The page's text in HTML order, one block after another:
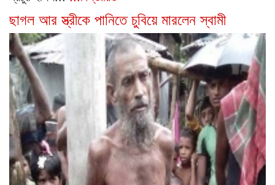
ছাগল আর স্ত্রীকে পানিতে চুবিয়ে মারলেন স্বামী